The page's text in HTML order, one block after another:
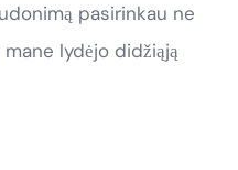
pasirinkau ne
lydėjo didžiąją